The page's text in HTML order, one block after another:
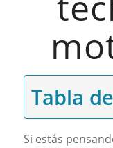
Tabla
Si estás